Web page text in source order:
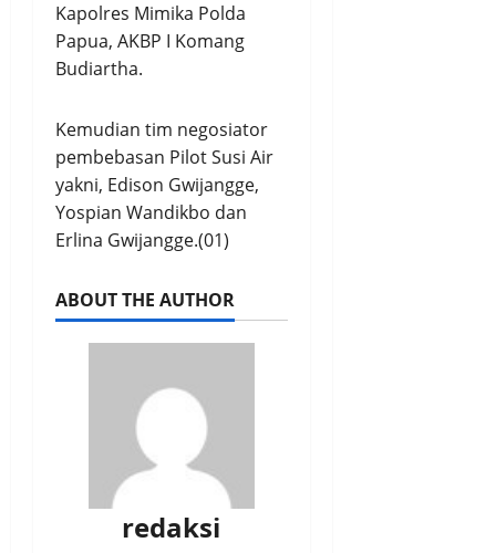
Kapolres Mimika Polda
Papua, AKBP I Komang
Budiartha.
Kemudian tim negosiator
pembebasan Pilot Susi Air
yakni, Edison Gwijangge,
Yospian Wandikbo dan
Erlina Gwijangge.(01)
ABOUT THE AUTHOR
redaksi